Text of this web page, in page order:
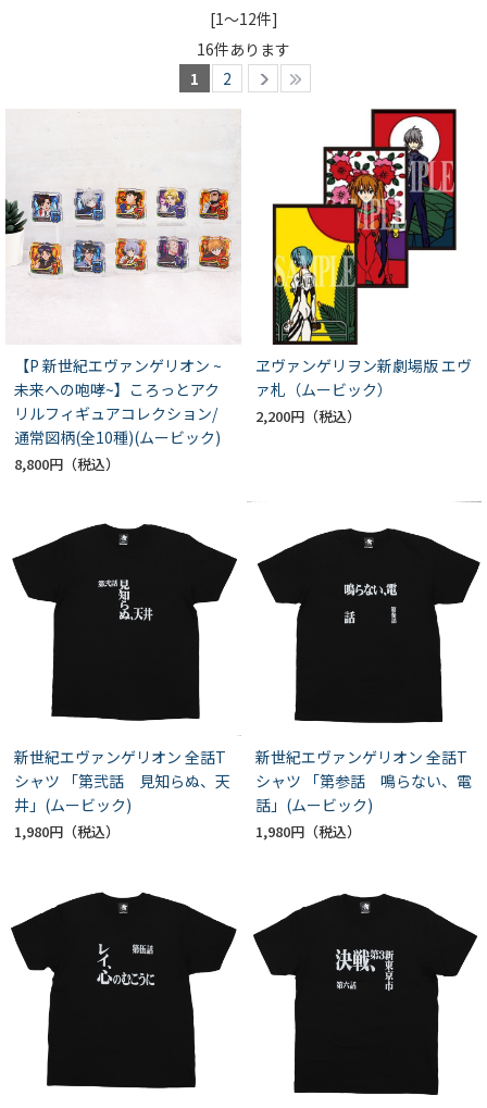
[1～12件]
16件あります
1
2
【P 新世紀エヴァンゲリオン ~
未来への咆哮~】ころっとアク
リルフィギュアコレクション/
通常図柄(全10種)(ムービック)
8,800円
ヱヴァンゲリヲン新劇場版 エヴ
ァ札（ムービック）
2,200円
新世紀エヴァンゲリオン 全話T
シャツ 「第弐話 見知らぬ、天
井」(ムービック)
1,980円
新世紀エヴァンゲリオン 全話T
シャツ 「第参話 鳴らない、電
話」(ムービック)
1,980円